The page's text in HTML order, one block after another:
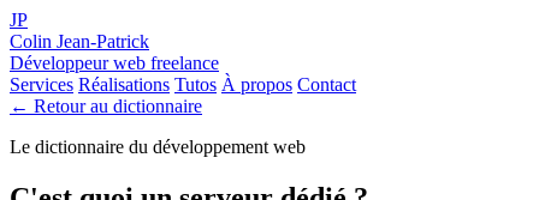
JP
Colin Jean-Patrick
Développeur web freelance
Services Réalisations Tutos À propos Contact
← Retour au dictionnaire
Le dictionnaire du développement web